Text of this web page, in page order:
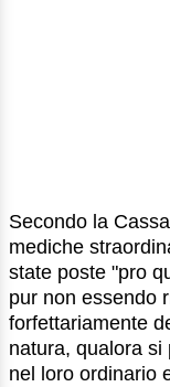
Secondo la
mediche
state poste "pro
pur non essendo
forfettariamente
natura, qualora
nel loro ordinario